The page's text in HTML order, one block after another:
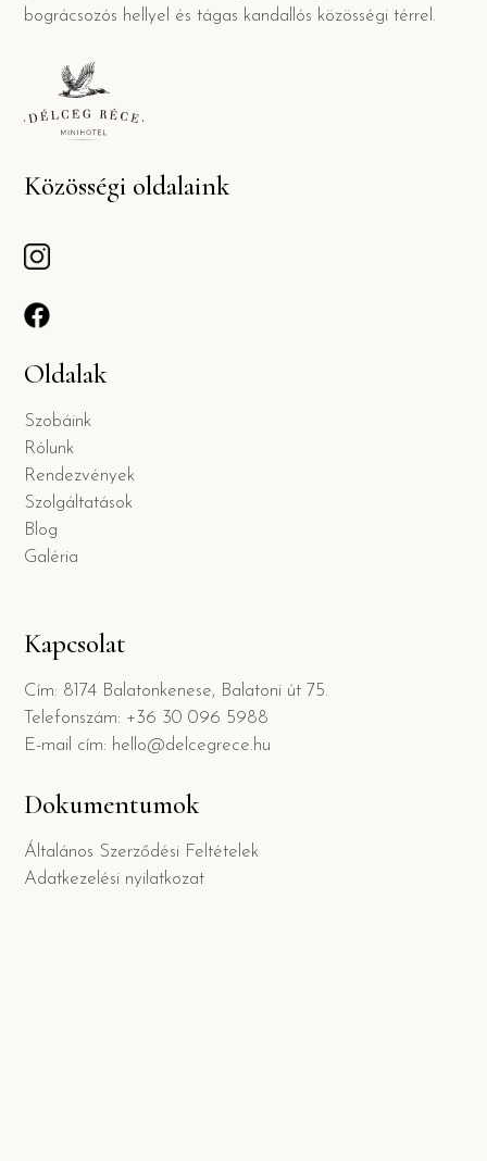
bográcsozós hellyel és tágas kandallós közösségi térrel.
Közösségi oldalaink
Oldalak
Szobáink
Rólunk
Rendezvények
Szolgáltatások
Blog
Galéria
Kapcsolat
Cím: 8174 Balatonkenese, Balatoni út 75.
Telefonszám: +36 30 096 5988
E-mail cím: hello@delcegrece.hu
Dokumentumok
Általános Szerződési Feltételek
Adatkezelési nyilatkozat